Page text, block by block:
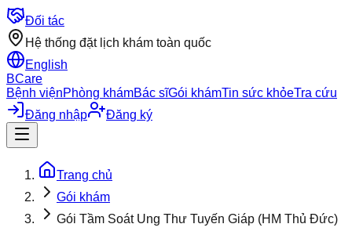
Đối tác
Hệ thống đặt lịch khám toàn quốc
English
BCare
Bệnh việnPhòng khámBác sĩGói khámTin sức khỏeTra cứu
Đăng nhập
Đăng ký
Trang chủ
Gói khám
Gói Tầm Soát Ung Thư Tuyến Giáp (HM Thủ Đức)